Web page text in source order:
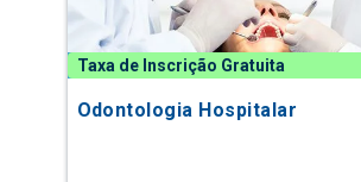
Taxa de Inscrição Gratuita
Odontologia Hospitalar